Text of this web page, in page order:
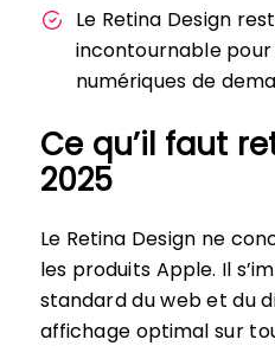
Le Retina Design
incontournable
numériques de
Ce qu’il faut
2025
Le Retina Design ne
les produits Apple. Il
standard du web et du
affichage optimal sur